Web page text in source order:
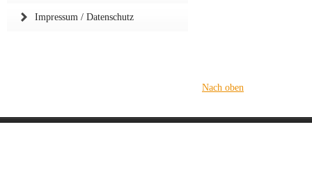
Impressum / Datenschutz
Nach oben